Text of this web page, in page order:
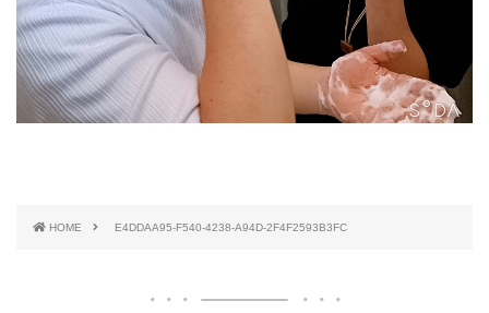
HOME E4DDAA95-F540-4238-A94D-2F4F2593B3FC